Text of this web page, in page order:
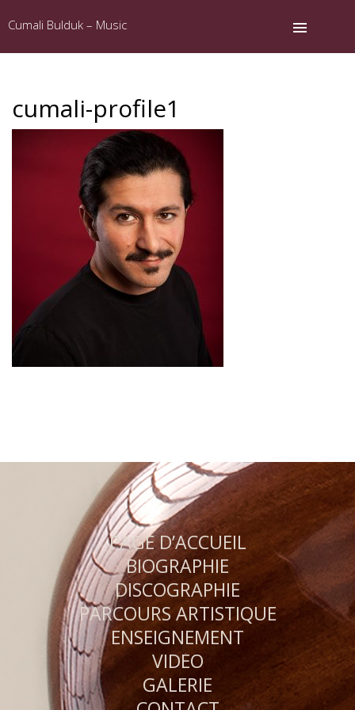
Cumali Bulduk – Music
cumali-profile1
PAGE D’ACCUEIL
BIOGRAPHIE
DISCOGRAPHIE
PARCOURS ARTISTIQUE
ENSEIGNEMENT
VIDÉO
GALERIE